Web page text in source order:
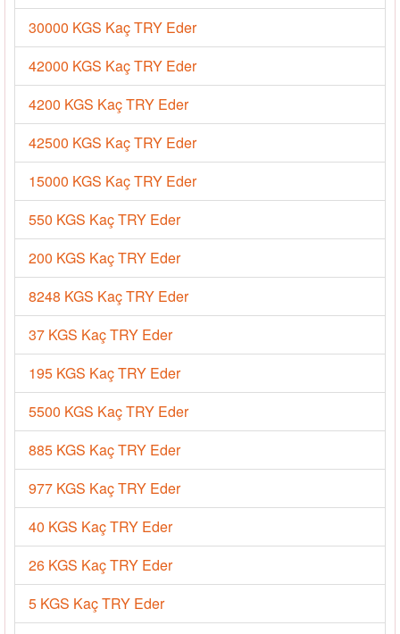
30000 KGS Kaç TRY Eder
42000 KGS Kaç TRY Eder
4200 KGS Kaç TRY Eder
42500 KGS Kaç TRY Eder
15000 KGS Kaç TRY Eder
550 KGS Kaç TRY Eder
200 KGS Kaç TRY Eder
8248 KGS Kaç TRY Eder
37 KGS Kaç TRY Eder
195 KGS Kaç TRY Eder
5500 KGS Kaç TRY Eder
885 KGS Kaç TRY Eder
977 KGS Kaç TRY Eder
40 KGS Kaç TRY Eder
26 KGS Kaç TRY Eder
5 KGS Kaç TRY Eder